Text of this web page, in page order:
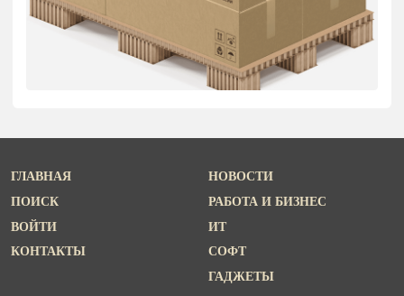
ГЛАВНАЯ
ПОИСК
ВОЙТИ
КОНТАКТЫ
НОВОСТИ
РАБОТА И БИЗНЕС
ИТ
СОФТ
ГАДЖЕТЫ